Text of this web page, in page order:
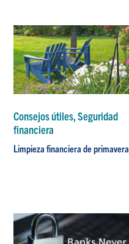
Consejos útiles, Seguridad
financiera
Limpieza financiera de primavera